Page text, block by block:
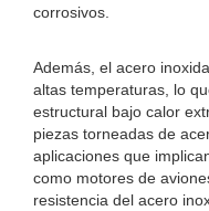
corrosivos.
Además, el acero
altas temperaturas, lo
estructural bajo calor
piezas torneadas de
aplicaciones que
como motores de
resistencia del acero